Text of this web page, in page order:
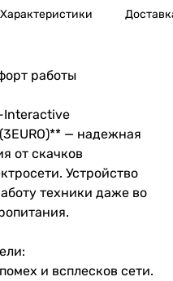
Характеристики
работы
Interactive
— надежная
от скачков
Устройство
техники даже во
и всплесков сети.